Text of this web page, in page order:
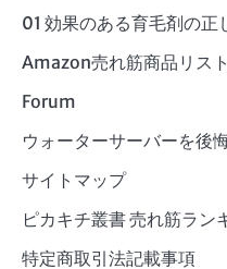
ー
01 効果のある育毛剤の正
Amazon売れ筋商品リス
Forum
ウォーターサーバーを後
サイトマップ
ピカキチ叢書 売れ筋ラン
特定商取引法記載事項